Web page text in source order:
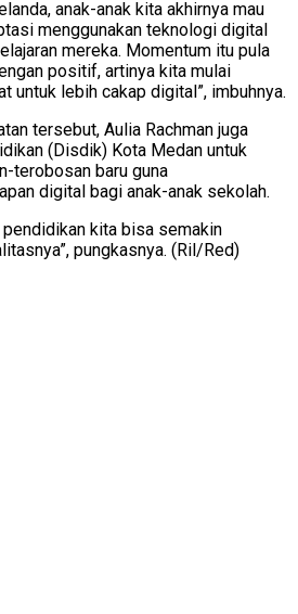
anak-anak kita akhirnya mau
menggunakan teknologi digital
mereka. Momentum itu pula
positif, artinya kita mulai
untuk lebih cakap digital”, imbuhnya.
tersebut, Aulia Rachman juga
(Disdik) Kota Medan untuk
terobosan baru guna
digital bagi anak-anak sekolah.
pendidikan kita bisa semakin
pungkasnya. (Ril/Red)